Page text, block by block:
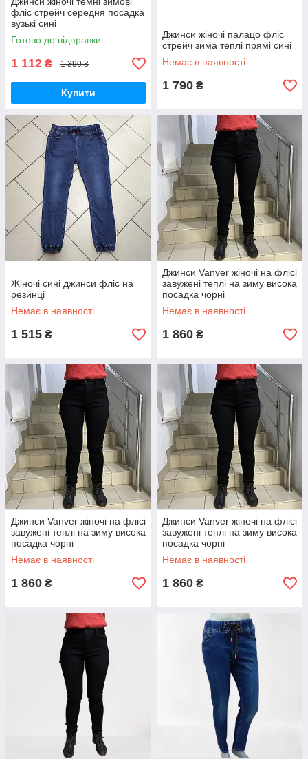
фліс стрейч середня посадка
вузькі сині
Готово до відправки
1 112 ₴ 1 390 ₴
Купити
Джинси жіночі палацо фліс
стрейч зима теплі прямі сині
Немає в наявності
1 790 ₴
Жіночі сині джинси фліс на
резинці
Немає в наявності
1 515 ₴
Джинси Vanver жіночі на флісі
завужені теплі на зиму висока
посадка чорні
Немає в наявності
1 860 ₴
Джинси Vanver жіночі на флісі
завужені теплі на зиму висока
посадка чорні
Немає в наявності
1 860 ₴
Джинси Vanver жіночі на флісі
завужені теплі на зиму висока
посадка чорні
Немає в наявності
1 860 ₴